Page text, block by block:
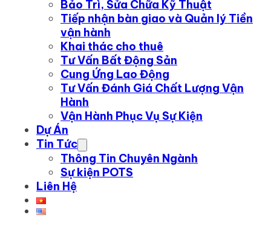
Bảo Trì, Sửa Chữa Kỹ Thuật
Tiếp nhận bàn giao và Quản lý Tiền
vận hành
Khai thác cho thuê
Tư Vấn Bất Động Sản
Cung Ứng Lao Động
Tư Vấn Đánh Giá Chất Lượng Vận
Hành
Vận Hành Phục Vụ Sự Kiện
Dự Án
Tin Tức
Thông Tin Chuyên Ngành
Sự kiện POTS
Liên Hệ